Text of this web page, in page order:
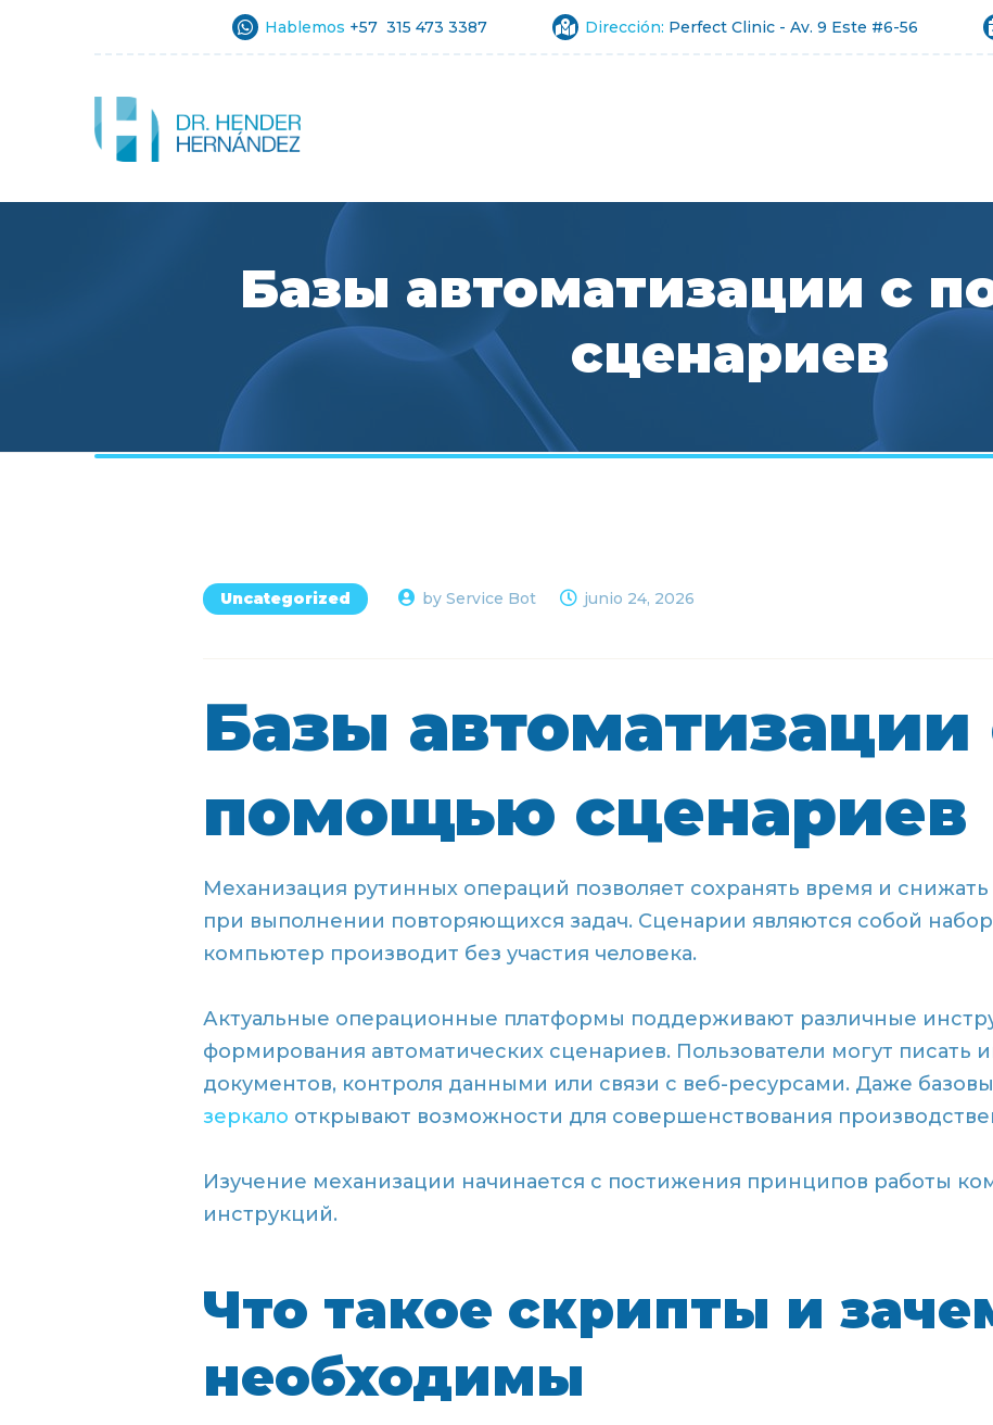
Hablemos +57 315 473 3387 Dirección: Perfect Clinic - Av. 9 Este #6-56
Базы автоматизации с
сценариев
Uncategorized by Service Bot junio 24, 2026
Базы автоматизации
помощью сценариев
Механизация рутинных операций позволяет сохранять время и
при выполнении повторяющихся задач. Сценарии являются собой
компьютер производит без участия человека.
Актуальные операционные платформы поддерживают различные
формирования автоматических сценариев. Пользователи могут писать
документов, контроля данными или связи с веб-ресурсами. Даже
зеркало открывают возможности для совершенствования
Изучение механизации начинается с постижения принципов работы
инструкций.
Что такое скрипты и
необходимы